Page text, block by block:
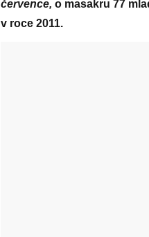
července, o masakru 77
v roce 2011.